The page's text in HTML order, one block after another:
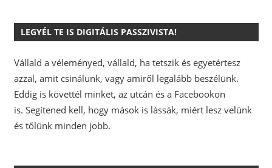
LEGYÉL TE IS DIGITÁLIS PASSZIVISTA!
Vállald a véleményed, vállald, ha tetszik és egyetértesz
azzal, amit csinálunk, vagy amiről legalább beszélünk.
Eddig is követtél minket, az utcán és a Facebookon
is. Segítened kell, hogy mások is lássák, miért lesz velünk
és tőlünk minden jobb.